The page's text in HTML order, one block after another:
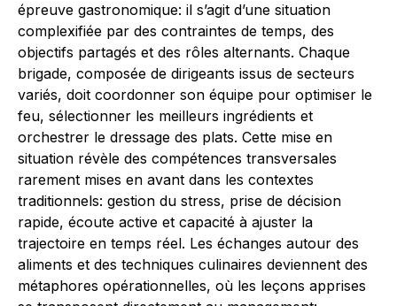
épreuve gastronomique: il s’agit d’une situation
complexifiée par des contraintes de temps, des
objectifs partagés et des rôles alternants. Chaque
brigade, composée de dirigeants issus de secteurs
variés, doit coordonner son équipe pour optimiser le
feu, sélectionner les meilleurs ingrédients et
orchestrer le dressage des plats. Cette mise en
situation révèle des compétences transversales
rarement mises en avant dans les contextes
traditionnels: gestion du stress, prise de décision
rapide, écoute active et capacité à ajuster la
trajectoire en temps réel. Les échanges autour des
aliments et des techniques culinaires deviennent des
métaphores opérationnelles, où les leçons apprises